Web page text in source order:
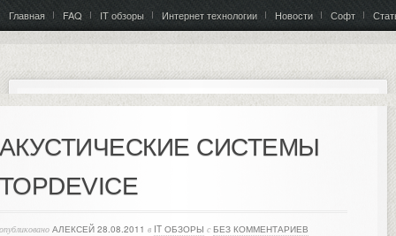
Главная FAQ IT обзоры Интернет технологии Новости Софт
СИСТЕМЫ
АЛЕКСЕЙ 28.08.2011 в IT ОБЗОРЫ с БЕЗ КОММЕНТАРИЕВ